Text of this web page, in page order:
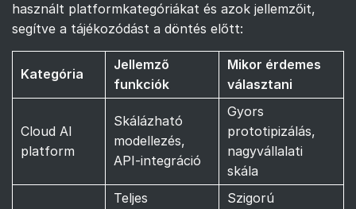
használt platformkategóriákat és azok jellemzőit,
segítve a tájékozódást a döntés előtt:
Kategória
Jellemző
funkciók
Mikor érdemes
választani
Cloud AI
platform
Skálázható
modellezés,
API-integráció
Gyors
prototipizálás,
nagyvállalati
skála
Teljes
Szigorú